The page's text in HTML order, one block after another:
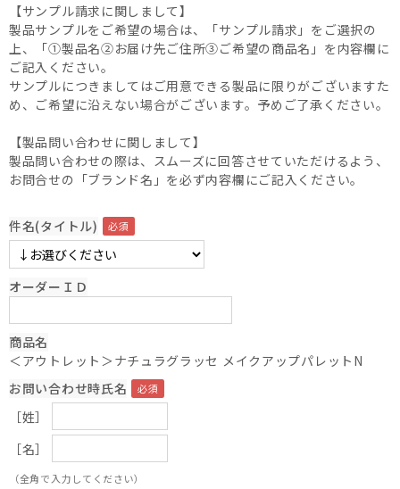
【サンプル請求に関しまして】
製品サンプルをご希望の場合は、「サンプル請求」をご選択の
上、「①製品名②お届け先ご住所③ご希望の商品名」を内容欄に
ご記入ください。
サンプルにつきましてはご用意できる製品に限りがございますた
め、ご希望に沿えない場合がございます。予めご了承ください。
【製品問い合わせに関しまして】
製品問い合わせの際は、スムーズに回答させていただけるよう、
お問合せの「ブランド名」を必ず内容欄にご記入ください。
件名(タイトル)
オーダーＩＤ
商品名
＜アウトレット＞ナチュラグラッセ メイクアップパレットN
お問い合わせ時氏名
［姓］
［名］
（全角で入力してください）